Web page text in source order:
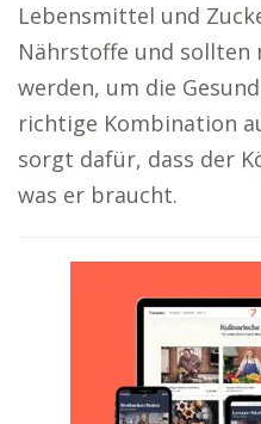
Lebensmittel und
Nährstoffe und sollten
werden, um die
richtige Kombination
sorgt dafür, dass der
was er braucht.